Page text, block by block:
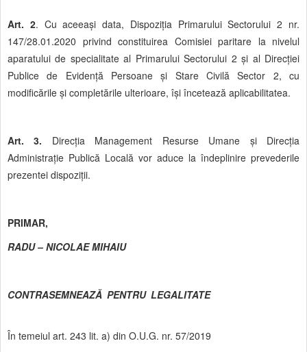
Art. 2. Cu aceeași data, Dispoziția Primarului Sectorului 2 nr.
147/28.01.2020 privind constituirea Comisiei paritare la nivelul
aparatului de specialitate al Primarului Sectorului 2 și al Direcției
Publice de Evidență Persoane și Stare Civilă Sector 2, cu
modificările și completările ulterioare, își încetează aplicabilitatea.
Art. 3. Direcția Management Resurse Umane și Direcția
Administrație Publică Locală vor aduce la îndeplinire prevederile
prezentei dispoziții.
PRIMAR,
RADU – NICOLAE MIHAIU
CONTRASEMNEAZĂ PENTRU LEGALITATE
În temeiul art. 243 lit. a) din O.U.G. nr. 57/2019